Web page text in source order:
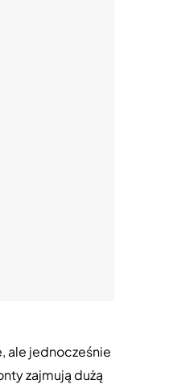
ale jednocześnie
zajmują dużą